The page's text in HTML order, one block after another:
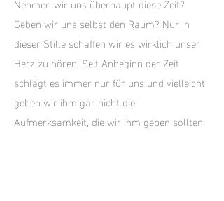
Geben wir uns selbst den Raum? Nur in
dieser Stille schaffen wir es wirklich unser
Herz zu hören. Seit Anbeginn der Zeit
schlägt es immer nur für uns und vielleicht
geben wir ihm gar nicht die
Aufmerksamkeit, die wir ihm geben sollten.